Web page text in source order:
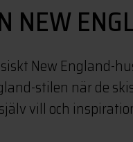
NEW
New England-
stilen när de
vill och